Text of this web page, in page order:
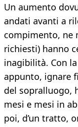
Un aumento
andati avanti a
compimento, ne
richiesti) hanno
inagibilità. Con
appunto, ignare
del sopralluogo,
mesi e mesi in
poi, d’un tratto,